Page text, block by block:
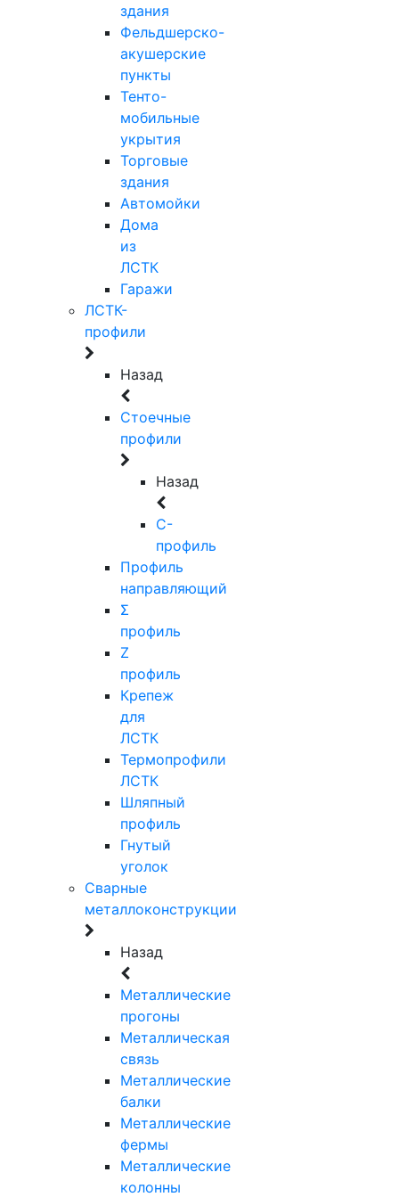
здания
Фельдшерско-
акушерские
пункты
Тенто-
мобильные
укрытия
Торговые
здания
Автомойки
Дома
из
ЛСТК
Гаражи
ЛСТК-
профили
Назад
Стоечные
профили
Назад
C-
профиль
Профиль
направляющий
Σ
профиль
Z
профиль
Крепеж
для
ЛСТК
Термопрофили
ЛСТК
Шляпный
профиль
Гнутый
уголок
Сварные
металлоконструкции
Назад
Металлические
прогоны
Металлическая
связь
Металлические
балки
Металлические
фермы
Металлические
колонны